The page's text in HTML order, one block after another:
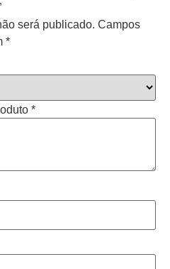
será publicado. Campos
*
*